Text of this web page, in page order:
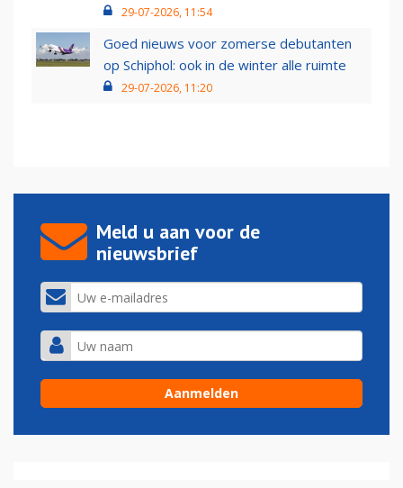
29-07-2026, 11:54
Goed nieuws voor zomerse debutanten
op Schiphol: ook in de winter alle ruimte
29-07-2026, 11:20
Meld u aan voor de
nieuwsbrief